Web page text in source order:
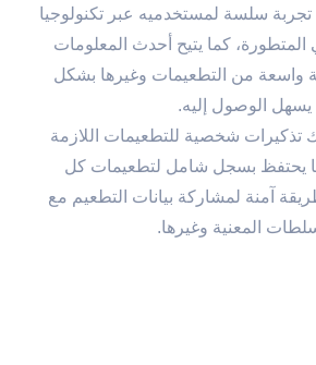
سلسة لمستخدميه عبر تكنولوجيا الذكاء
كما يتيح أحدث المعلومات المتعلقة
التطعيمات وغيرها بشكل يسهل الوصول
إليه.
تذكيرات شخصية للتطعيمات اللازمة
بسجل شامل لتطعيمات كل مستخدم
بيانات التطعيم مع السلطات المعنية
وغيرها.